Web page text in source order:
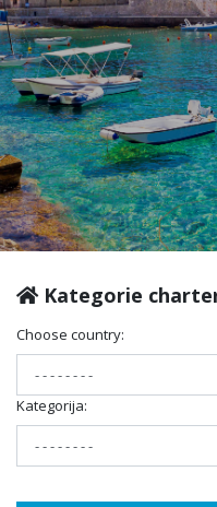
Kategorie
Choose country:
Kategorija: